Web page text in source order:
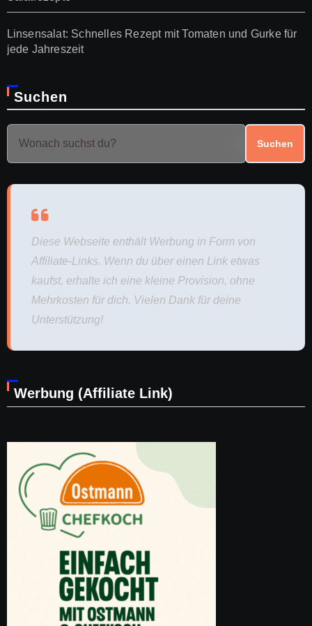
Linsensalat: Schnelles Rezept mit Tomaten und Gurke für
jede Jahreszeit
Suchen
Suchen
Diese Webseite enthält Werbung in Form von
Affiliate-Links. Wenn du über einen Link etwas
kaufst, erhalte ich eine kleine Provision, ohne
Mehrkosten für dich. Vielen Dank für deine
Unterstützung!
Werbung (Affiliate Link)